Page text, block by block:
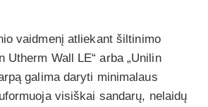
vaidmenį atliekant šiltinimo
Utherm Wall LE“ arba „Unilin
galima daryti minimalaus
visiškai sandarų, nelaidų